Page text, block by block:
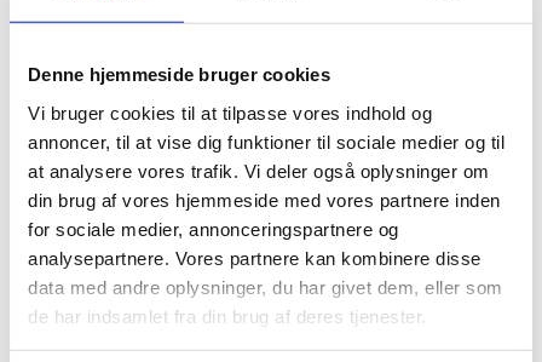
Denne hjemmeside bruger cookies
Vi bruger cookies til at tilpasse vores indhold og
annoncer, til at vise dig funktioner til sociale medier og til
at analysere vores trafik. Vi deler også oplysninger om
din brug af vores hjemmeside med vores partnere inden
for sociale medier, annonceringspartnere og
analysepartnere. Vores partnere kan kombinere disse
data med andre oplysninger, du har givet dem, eller som
de har indsamlet fra din brug af deres tjenester.